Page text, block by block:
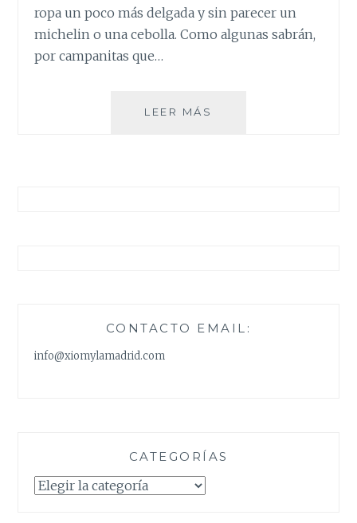
ropa un poco más delgada y sin parecer un
michelin o una cebolla. Como algunas sabrán,
por campanitas que…
LEER MÁS
CONTACTO EMAIL:
info@xiomylamadrid.com
CATEGORÍAS
Categorías